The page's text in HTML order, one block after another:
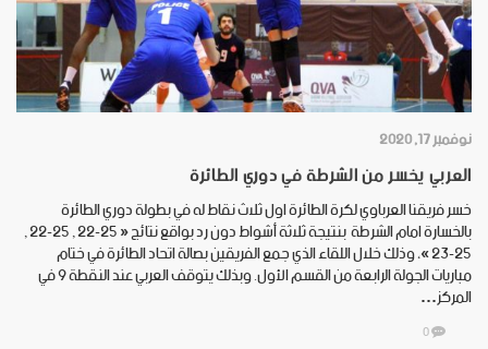
نوفمبر 17, 2020
العربي يخسر من الشرطة في دوري الطائرة
خسر فريقنا العرباوي لكرة الطائرة اول ثلاث نقاط له في بطولة دوري الطائرة
بالخسارة امام الشرطة بنتيجة ثلاثة أشواط دون رد بواقع نتائج « 25-22 , 25-22 ,
25-23 »، وذلك خلال اللقاء الذي جمع الفريقين بصالة اتحاد الطائرة في ختام
مباريات الجولة الرابعة من القسم الأول. وبذلك يتوقف العربي عند النقطة 9 في
المركز…
0